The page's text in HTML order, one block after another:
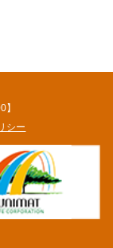
シー